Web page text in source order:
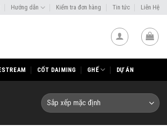
Hướng dẫn Kiểm tra đơn hàng Tin tức Liên Hệ
CỐT DAIMING GHẾ DỰ ÁN